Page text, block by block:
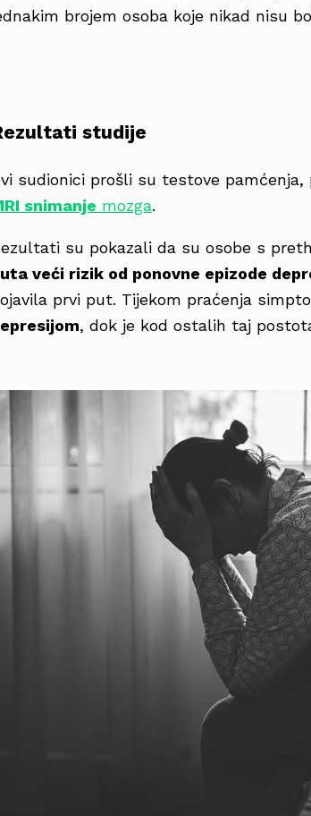
brojem osoba koje nikad nisu
studije
sudionici prošli su testove
snimanje mozga.
su pokazali da su osobe s
veći rizik od ponovne epizode
prvi put. Tijekom praćenja
, dok je kod ostalih taj